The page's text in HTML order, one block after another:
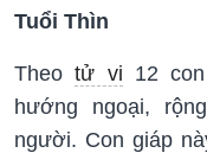
Tuổi Thìn
Theotử vi 12
hướng ngoại,
người. Con giáp